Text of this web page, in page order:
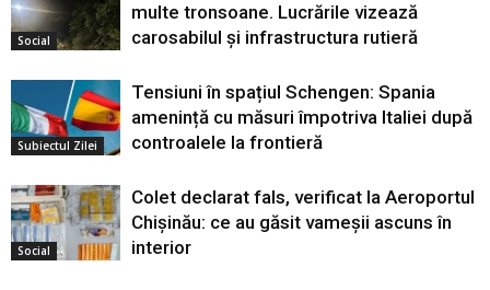
Social
multe tronsoane. Lucrările vizează
carosabilul și infrastructura rutieră
Subiectul Zilei
Tensiuni în spațiul Schengen: Spania
amenință cu măsuri împotriva Italiei după
controalele la frontieră
Social
Colet declarat fals, verificat la Aeroportul
Chișinău: ce au găsit vameșii ascuns în
interior